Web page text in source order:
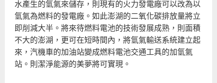
水產生的氫氣來儲存，則現有的火力發電廠可以改為以
氫氣為燃料的發電廠。如此澎湖的二氧化碳排放量將立
即削減大半。將來待燃料電池的技術發展成熟，則面積
不大的澎湖，更可在短時間內，將氫氣輸送系統建立起
來，汽機車的加油站變成燃料電池交通工具的加氫氣
站。則潔淨能源的美夢將可實現。